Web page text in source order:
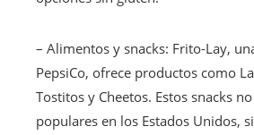
– Alimentos y snacks: Frito-Lay,
PepsiCo, ofrece productos como
Tostitos y Cheetos. Estos snacks
populares en los Estados Unidos,